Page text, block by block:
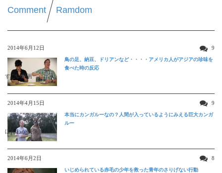
Comment Ramdom
2014年6月12日 9
すごい動画
鳥の足、納豆、ドリアンなど・・・・アメリカ人がアジアの珍味を
食べた時の反応
2014年4月15日 9
ほんわか映像
本当にカンガルーなの？人間が入っているようにみえる巨大カンガ
ルー
2014年6月2日 8
いじめられている赤毛の少年を救った青年のさりげない行動